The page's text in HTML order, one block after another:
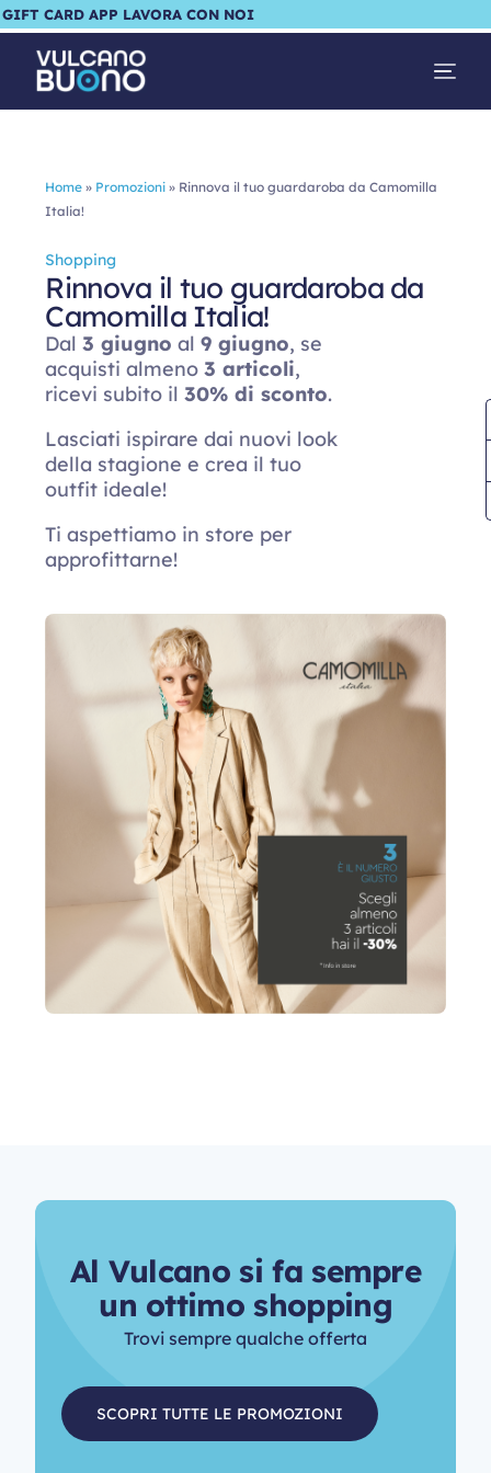
GIFT CARD APP LAVORA CON NOI
Home » Promozioni » Rinnova il tuo guardaroba da Camomilla
Italia!
Shopping
Rinnova il tuo guardaroba da
Camomilla Italia!
Dal3 giugno al9 giugno, se
acquisti almeno3 articoli,
ricevi subito il30% di sconto.
Lasciati ispirare dai nuovi look
della stagione e crea il tuo
outfit ideale!
Ti aspettiamo in store per
approfittarne!
Al Vulcano si fa sempre
un ottimo shopping
Trovi sempre qualche offerta
SCOPRI TUTTE LE PROMOZIONI